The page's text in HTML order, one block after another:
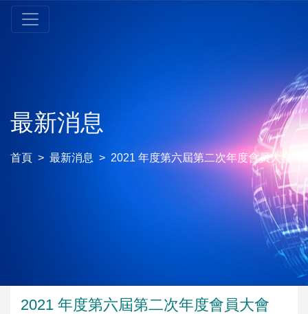
最新消息
首頁 最新消息 2021 年度第六屆第二次年度會員大會
2021 年度第六屆第二次年度會員大會